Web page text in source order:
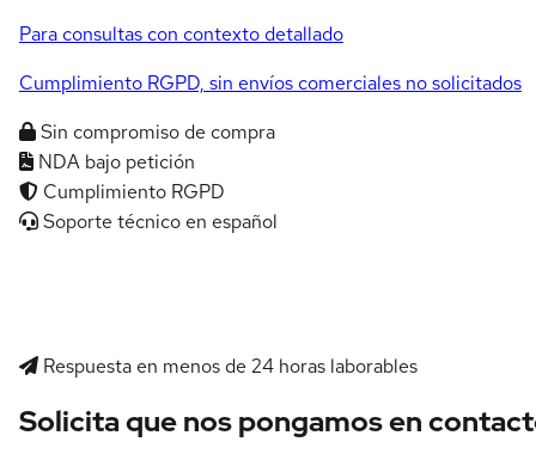
Para consultas con contexto detallado
Cumplimiento RGPD, sin envíos comerciales no solicitados
Sin compromiso de compra
NDA bajo petición
Cumplimiento RGPD
Soporte técnico en español
Respuesta en menos de 24 horas laborables
Solicita que nos pongamos en